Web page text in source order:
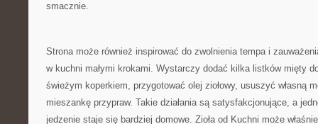
smacznie.
Strona może również inspirować do zwolnienia tempa i
w kuchni małymi krokami. Wystarczy dodać kilka listków mięty
świeżym koperkiem, przygotować olej ziołowy, ususzyć własną
mieszankę przypraw. Takie działania są satysfakcjonujące, a
jedzenie staje się bardziej domowe. Zioła od Kuchni może